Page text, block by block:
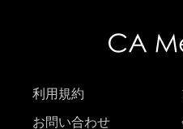
利用規約
お問い合わせ